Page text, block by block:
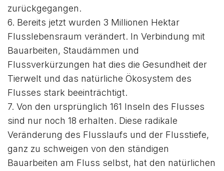
zurückgegangen.
6. Bereits jetzt wurden 3 Millionen Hektar
Flusslebensraum verändert. In Verbindung mit
Bauarbeiten, Staudämmen und
Flussverkürzungen hat dies die Gesundheit der
Tierwelt und das natürliche Ökosystem des
Flusses stark beeinträchtigt.
7. Von den ursprünglich 161 Inseln des Flusses
sind nur noch 18 erhalten. Diese radikale
Veränderung des Flusslaufs und der Flusstiefe,
ganz zu schweigen von den ständigen
Bauarbeiten am Fluss selbst, hat den natürlichen